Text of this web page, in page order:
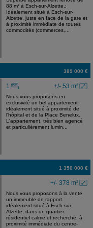
88 m² à Esch-sur-Alzette.;
Idéalement situé à Esch-sur-
Alzette, juste en face de la gare et
à proximité immédiate de toutes
commodités (commerces,...
389 000 €
+/- 53 m²
1
Nous vous proposons en
exclusivité un bel appartement
idéalement situé à proximité de
l'hôpital et de la Place Benelux.
L'appartement, très bien agencé
et particulièrement lumin...
1 350 000 €
+/- 378 m²
Nous vous proposons à la vente
un immeuble de rapport
idéalement situé à Esch-sur-
Alzette, dans un quartier
résidentiel calme et recherché, à
proximité immédiate du centre-